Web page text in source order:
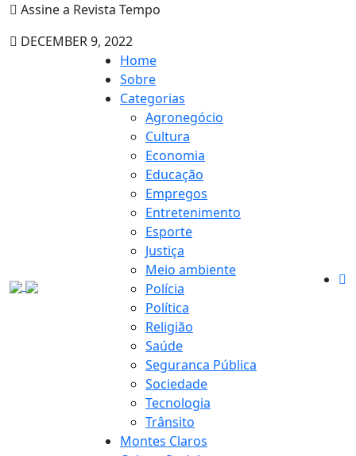
Assine a Revista Tempo
DECEMBER 9, 2022
Home
Sobre
Categorias
Agronegócio
Cultura
Economia
Educação
Empregos
Entretenimento
Esporte
Justiça
Meio ambiente
Polícia
Política
Religião
Saúde
Seguranca Pública
Sociedade
Tecnologia
Trânsito
Montes Claros